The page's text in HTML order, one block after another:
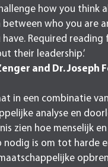
how you think
between who you are
Required reading
their leadership.’
and Dr. Joseph
in een combinatie van
analyse en
zien hoe menselijk
nodig is om tot harde